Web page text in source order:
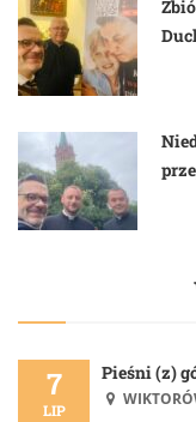
7
LIP
Pieśni (z)